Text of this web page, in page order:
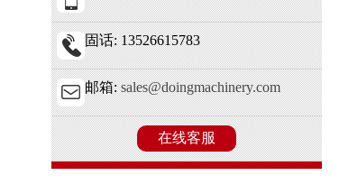
固话: 13526615783
邮箱:sales@doingmachinery.com
在线客服